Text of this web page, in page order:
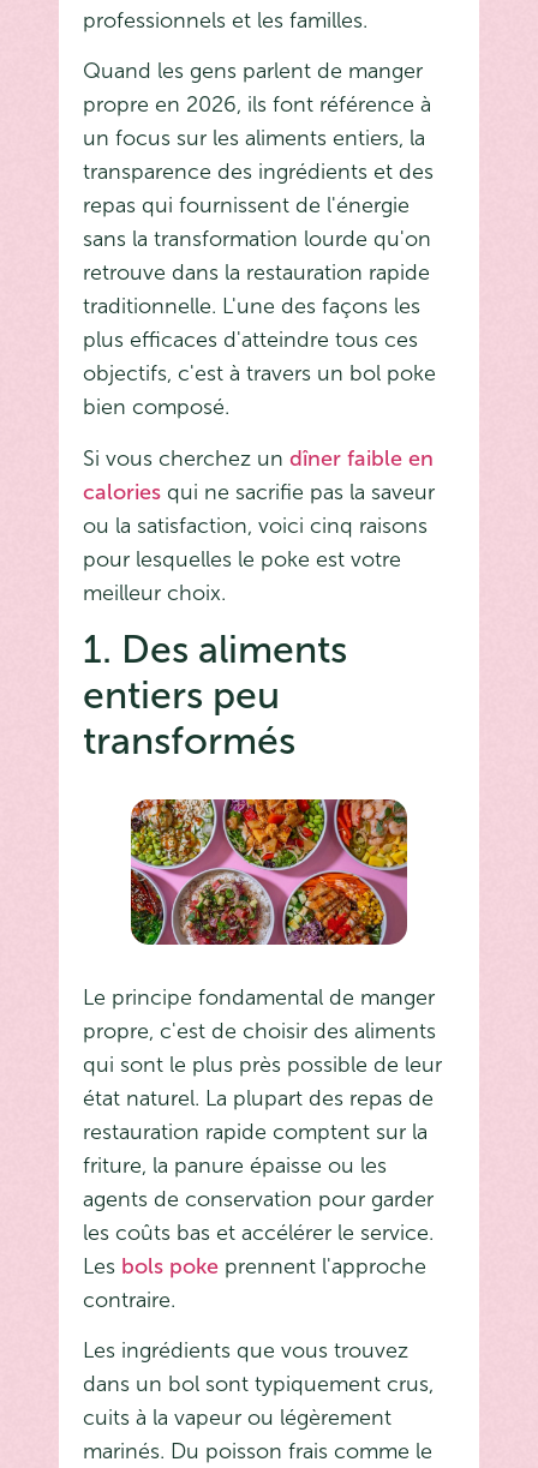
professionnels et les familles.
Quand les gens parlent de manger
propre en 2026, ils font référence à
un focus sur les aliments entiers, la
transparence des ingrédients et des
repas qui fournissent de l'énergie
sans la transformation lourde qu'on
retrouve dans la restauration rapide
traditionnelle. L'une des façons les
plus efficaces d'atteindre tous ces
objectifs, c'est à travers un bol poke
bien composé.
Si vous cherchez un dîner faible en
calories qui ne sacrifie pas la saveur
ou la satisfaction, voici cinq raisons
pour lesquelles le poke est votre
meilleur choix.
1. Des aliments
entiers peu
transformés
Le principe fondamental de manger
propre, c'est de choisir des aliments
qui sont le plus près possible de leur
état naturel. La plupart des repas de
restauration rapide comptent sur la
friture, la panure épaisse ou les
agents de conservation pour garder
les coûts bas et accélérer le service.
Les bols poke prennent l'approche
contraire.
Les ingrédients que vous trouvez
dans un bol sont typiquement crus,
cuits à la vapeur ou légèrement
marinés. Du poisson frais comme le